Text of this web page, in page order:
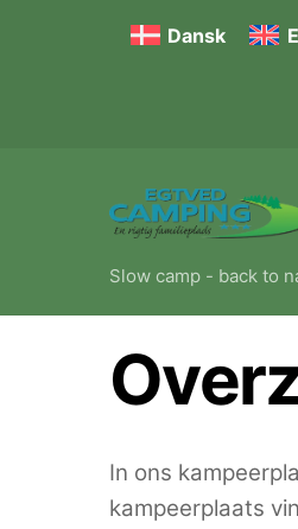
Dansk
Slow camp - back to
In ons
kampeerplaats